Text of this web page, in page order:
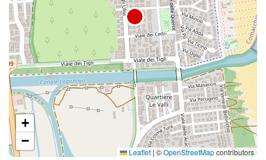
+
−
Leaflet | ©OpenStreetMapcontributors